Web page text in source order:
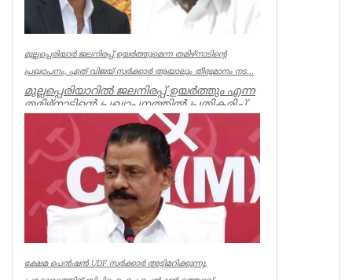
മുല്ലപ്പെരിയാർ ജലനിരപ്പ് ഉയർത്തുമെന്ന തമിഴ്നാടിന്റെ
പ്രഖ്യാപനം, ഏത് വിജയ് സർക്കാർ ആയാലും തീരുമാനം നട...
മുല്ലപ്പെരിയാറിൽ ജലനിരപ്പ് ഉയർത്തും എന്ന
തമിഴ്നാടിന്റെ പ്രഖ്യാപനത്തിൽ പ്രതികരിച്ച്
മുൻമന്ത്രി എം എം...
Kerala
ക്ഷേമ പെൻഷൻ UDF സർക്കാർ അട്ടിമറിക്കുന്നു,